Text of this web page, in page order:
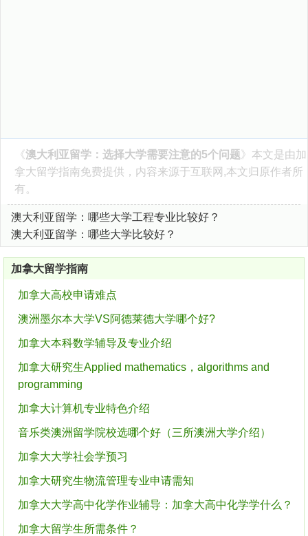
《澳大利亚留学：选择大学需要注意的5个问题》本文是由加
拿大留学指南免费提供，内容来源于互联网,本文归原作者所
有。
澳大利亚留学：哪些大学工程专业比较好？
澳大利亚留学：哪些大学比较好？
加拿大留学指南
加拿大高校申请难点
澳洲墨尔本大学VS阿德莱德大学哪个好?
加拿大本科数学辅导及专业介绍
加拿大研究生Applied mathematics，algorithms and
programming
加拿大计算机专业特色介绍
音乐类澳洲留学院校选哪个好（三所澳洲大学介绍）
加拿大大学社会学预习
加拿大研究生物流管理专业申请需知
加拿大大学高中化学作业辅导：加拿大高中化学学什么？
加拿大留学生所需条件？